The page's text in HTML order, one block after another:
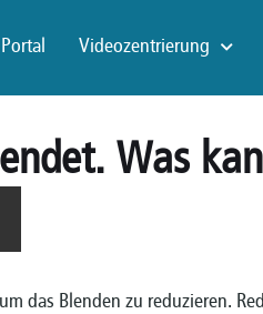
Videozentrierung
Was
das Blenden zu reduzieren.